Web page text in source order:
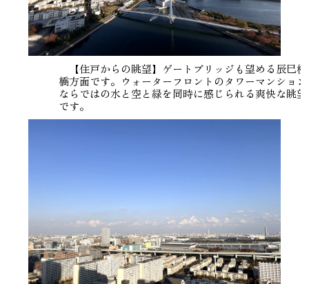
【住戸からの眺望】ゲートブリッジも望める辰巳桜
橋方面です。ウォーターフロントのタワーマンション
ならではの水と空と緑を同時に感じられる爽快な眺望
です。